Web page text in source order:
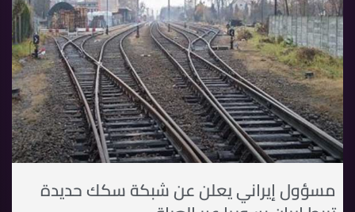
مسؤول إيراني يعلن عن شبكة سكك حديدة